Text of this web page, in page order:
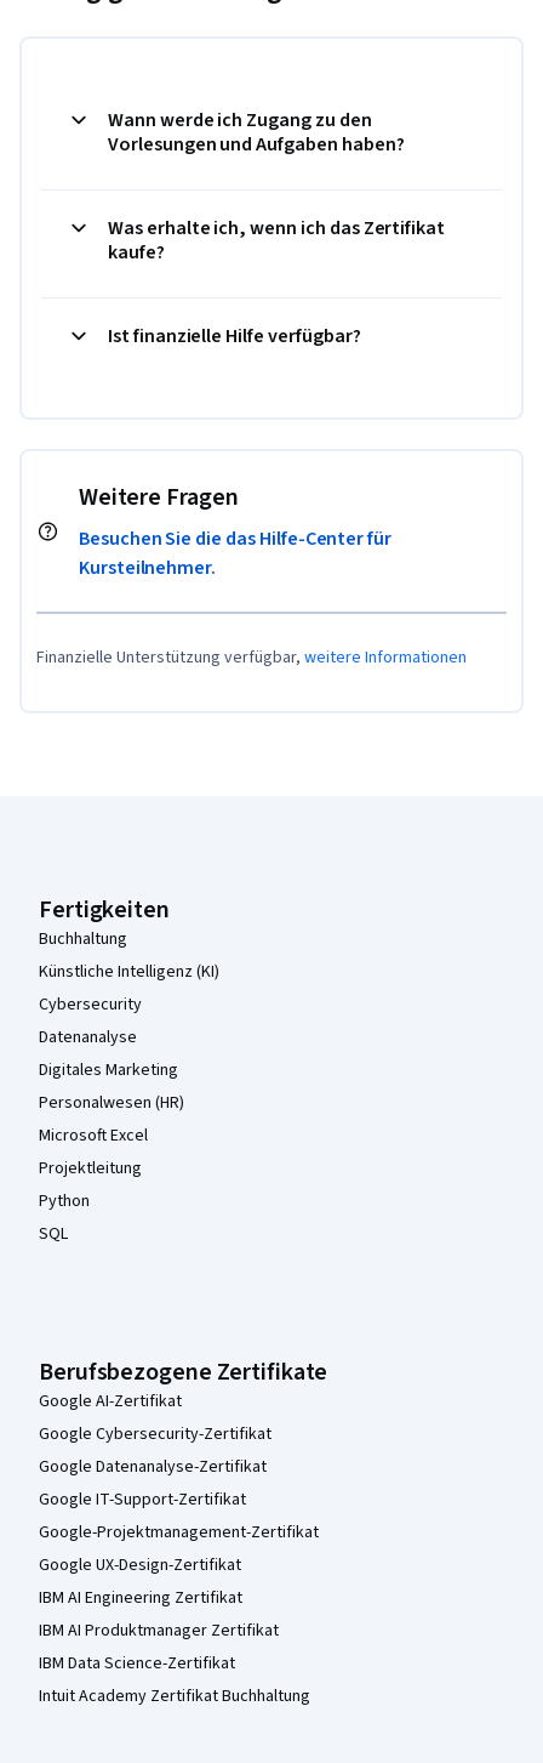
Wann werde ich Zugang zu den
Vorlesungen und Aufgaben haben?
Was erhalte ich, wenn ich das Zertifikat
kaufe?
Ist finanzielle Hilfe verfügbar?
Weitere Fragen
Besuchen Sie die das Hilfe-Center für
Kursteilnehmer.
Finanzielle Unterstützung verfügbar, weitere Informationen
Fertigkeiten
Buchhaltung
Künstliche Intelligenz (KI)
Cybersecurity
Datenanalyse
Digitales Marketing
Personalwesen (HR)
Microsoft Excel
Projektleitung
Python
SQL
Berufsbezogene Zertifikate
Google AI-Zertifikat
Google Cybersecurity-Zertifikat
Google Datenanalyse-Zertifikat
Google IT-Support-Zertifikat
Google-Projektmanagement-Zertifikat
Google UX-Design-Zertifikat
IBM AI Engineering Zertifikat
IBM AI Produktmanager Zertifikat
IBM Data Science-Zertifikat
Intuit Academy Zertifikat Buchhaltung